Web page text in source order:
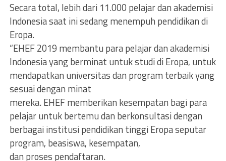
Secara total, lebih dari 11.000 pelajar dan akademisi
Indonesia saat ini sedang menempuh pendidikan di
Eropa.
“EHEF 2019 membantu para pelajar dan akademisi
Indonesia yang berminat untuk studi di Eropa, untuk
mendapatkan universitas dan program terbaik yang
sesuai dengan minat
mereka. EHEF memberikan kesempatan bagi para
pelajar untuk bertemu dan berkonsultasi dengan
berbagai institusi pendidikan tinggi Eropa seputar
program, beasiswa, kesempatan,
dan proses pendaftaran.